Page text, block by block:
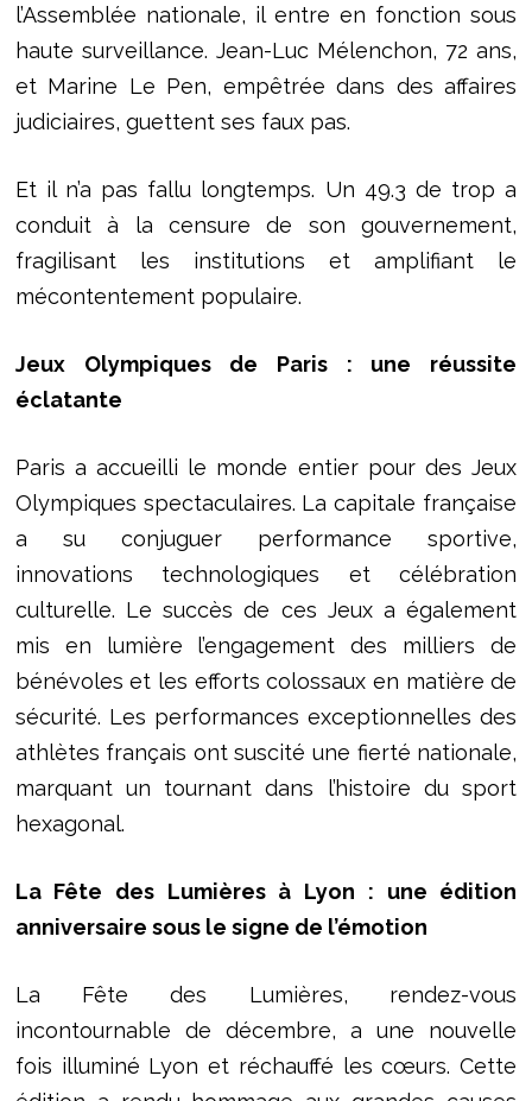
l’Assemblée nationale, il entre en fonction sous
haute surveillance. Jean-Luc Mélenchon, 72 ans,
et Marine Le Pen, empêtrée dans des affaires
judiciaires, guettent ses faux pas.
Et il n’a pas fallu longtemps. Un 49.3 de trop a
conduit à la censure de son gouvernement,
fragilisant les institutions et amplifiant le
mécontentement populaire.
Jeux Olympiques de Paris : une réussite
éclatante
Paris a accueilli le monde entier pour des Jeux
Olympiques spectaculaires. La capitale française
a su conjuguer performance sportive,
innovations technologiques et célébration
culturelle. Le succès de ces Jeux a également
mis en lumière l’engagement des milliers de
bénévoles et les efforts colossaux en matière de
sécurité. Les performances exceptionnelles des
athlètes français ont suscité une fierté nationale,
marquant un tournant dans l’histoire du sport
hexagonal.
La Fête des Lumières à Lyon : une édition
anniversaire sous le signe de l’émotion
La Fête des Lumières, rendez-vous
incontournable de décembre, a une nouvelle
fois illuminé Lyon et réchauffé les cœurs. Cette